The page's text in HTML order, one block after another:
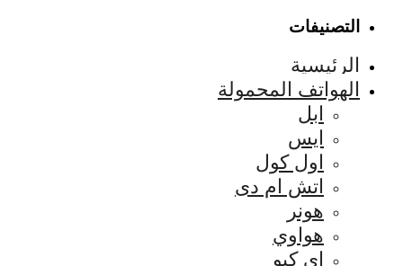
التصنيفات
الرئيسية
الهواتف المحمولة
ابل
ايس
اول كول
اتش ام دى
هونر
هواوي
اي كيو